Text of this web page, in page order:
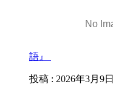
語』
投稿 : 2026年3月9日